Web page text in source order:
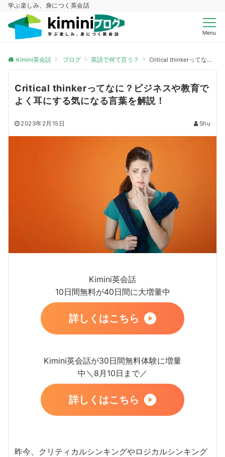
学ぶ楽しみ、身につく英会話
Menu
Kimini英会話 ブログ 英語で何て言う？ Critical thinkerってなに？ビジネスや教育でよく耳にする気になる言葉を解説！
Critical thinkerってなに？ビジネスや教育で
よく耳にする気になる言葉を解説！
2023年2月15日 Shu
Kimini英会話
10日間無料が40日間に大増量中
詳しくはこちら
Kimini英会話が30日間無料体験に増量
中＼8月10日まで／
詳しくはこちら
昨今、クリティカルシンキングやロジカルシンキング